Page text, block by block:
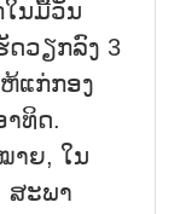
ນມື້ວັນ
ວຽກລົງ 3
ແກ່ກອງ
າທິດ.
ຍ, ໃນ
ສະພາ